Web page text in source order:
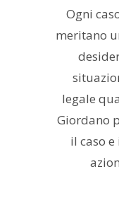
Ogni
meritano
legale
Giordano
il caso